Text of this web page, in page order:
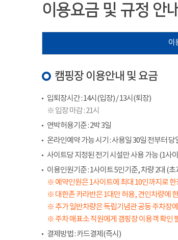
이용요금 및 규정 안내
이
캠핑장 이용안내 및 요금
입퇴장시간 : 14시(입장) / 13시(퇴장)
※ 입장 마감 : 21시
연박허용기준 : 2박 3일
온라인예약 가능 시기 : 사용일 30일 전부터 당
사이트당 지정된 전기 시설만 사용 가능 (1사
이용인원기준 : 1사이트 5인기준, 차량 2대 (초
※ 예약인원은 1사이트에 최대 10인까지로 한
※ 대한존 카라반은 1대만 허용, 견인차량에
※ 추가 일반차량은 독립기념관 공동 주차장
※ 주차 매표소 직원에게 갬핑장 이용객 확인
결제방법 : 카드결제(즉시)